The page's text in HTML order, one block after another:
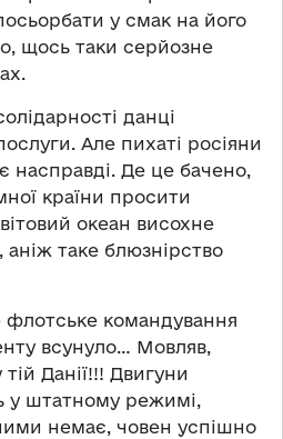
у смак на його
щось таки серйозне
данці
Але пихаті росіяни
насправді. Де це бачено,
країни просити
океан висохне
таке блюзнірство
флотське командування
всунуло… Мовляв,
Данії!!! Двигуни
у штатному режимі,
немає, човен успішно